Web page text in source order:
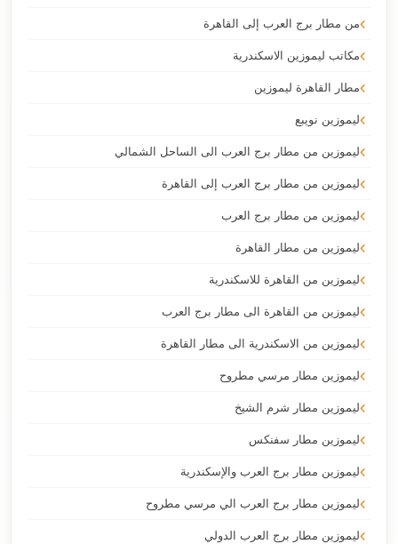
من مطار برج العرب إلى القاهرة
مكاتب ليموزين الاسكندرية
مطار القاهرة ليموزين
ليموزين نويبع
ليموزين من مطار برج العرب الى الساحل الشمالي
ليموزين من مطار برج العرب إلى القاهرة
ليموزين من مطار برج العرب
ليموزين من مطار القاهرة
ليموزين من القاهرة للاسكندرية
ليموزين من القاهرة الى مطار برج العرب
ليموزين من الاسكندرية الى مطار القاهرة
ليموزين مطار مرسي مطروح
ليموزين مطار شرم الشيخ
ليموزين مطار سفنكس
ليموزين مطار برج العرب والإسكندرية
ليموزين مطار برج العرب الي مرسي مطروح
ليموزين مطار برج العرب الدولي